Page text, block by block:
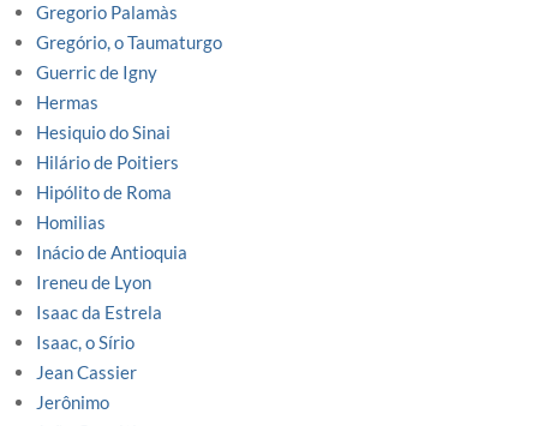
Gregorio Palamàs
Gregório, o Taumaturgo
Guerric de Igny
Hermas
Hesiquio do Sinai
Hilário de Poitiers
Hipólito de Roma
Homilias
Inácio de Antioquia
Ireneu de Lyon
Isaac da Estrela
Isaac, o Sírio
Jean Cassier
Jerônimo